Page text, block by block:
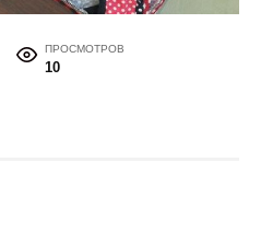
ПРОСМОТРОВ
10